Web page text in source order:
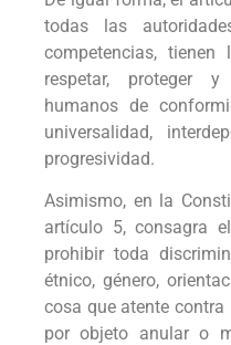
todas las
competencias, tienen
respetar, proteger
humanos de
universalidad,
progresividad.
Asimismo, en la
artículo 5, consagra
prohibir toda
étnico, género,
cosa que atente
por objeto anular o